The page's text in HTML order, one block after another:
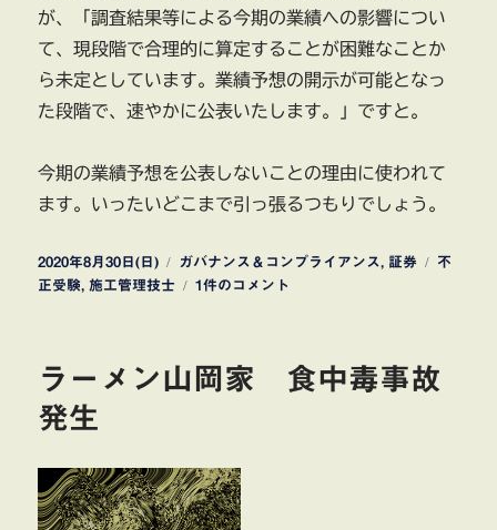
が、「調査結果等による今期の業績への影響につい
て、現段階で合理的に算定することが困難なことか
ら未定としています。業績予想の開示が可能となっ
た段階で、速やかに公表いたします。」ですと。
今期の業績予想を公表しないことの理由に使われて
ます。いったいどこまで引っ張るつもりでしょう。
投
稿
2020年8月30日(日)
カ
テ
ガバナンス＆コンプライアンス, 証券
タ
不
正受験, 施工管理技士
水
2020
期
決
算
1件のコメント
ラーメン山岡家 食中毒事故
発生